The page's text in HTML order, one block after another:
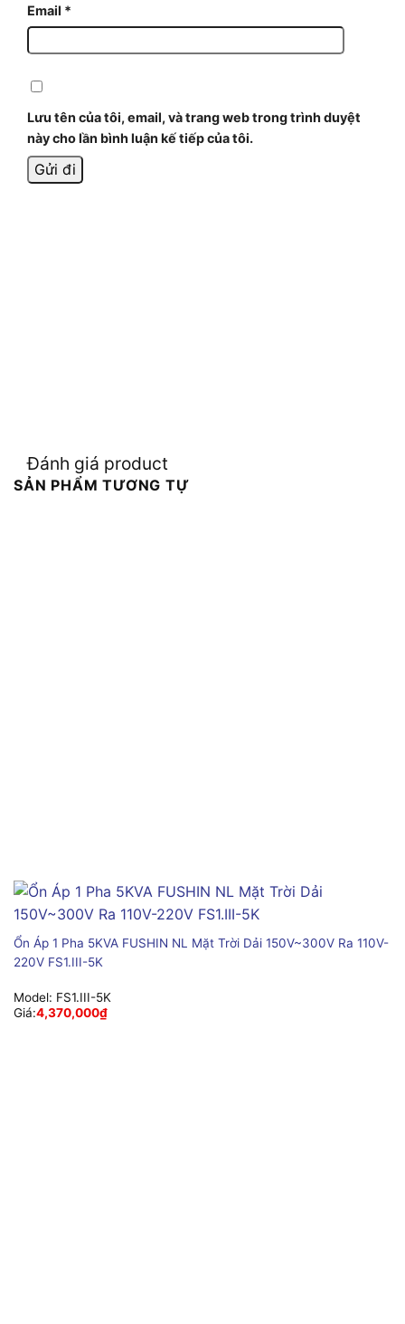
Email *
Lưu tên của tôi, email, và trang web trong trình duyệt
này cho lần bình luận kế tiếp của tôi.
Đánh giá product
SẢN PHẨM TƯƠNG TỰ
Ổn Áp 1 Pha 5KVA FUSHIN NL Mặt Trời Dải 150V~300V Ra 110V-
220V FS1.III-5K
Model: FS1.III-5K
Giá:4,370,000₫